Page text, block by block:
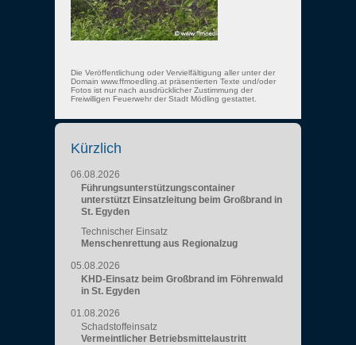
Die Veröffentlichung oder Vervielfältigung aller unter der
Domain www.ffmoedling.at präsentierten Texte und/oder
Fotos ist nur nach ausdrücklicher Zustimmung der
Freiwilligen Feuerwehr der Stadt Mödling gestattet.
Kürzlich
06.08.2026
Führungsunterstützungscontainer
unterstützt Einsatzleitung beim Großbrand in
St. Egyden
Technischer Einsatz
Menschenrettung aus Regionalzug
05.08.2026
KHD-Einsatz beim Großbrand im Föhrenwald
in St. Egyden
01.08.2026
Schadstoffeinsatz
Vermeintlicher Betriebsmittelaustritt